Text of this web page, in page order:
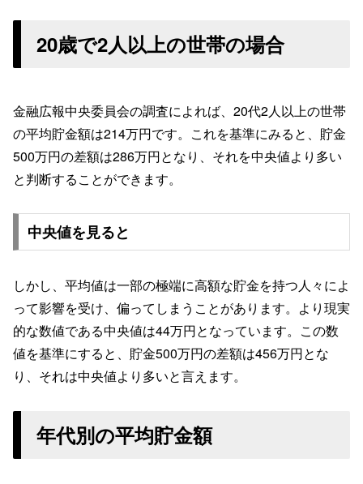
20歳で2人以上の世帯の場合
金融広報中央委員会の調査によれば、20代2人以上の世帯
の平均貯金額は214万円です。これを基準にみると、貯金
500万円の差額は286万円となり、それを中央値より多い
と判断することができます。
中央値を見ると
しかし、平均値は一部の極端に高額な貯金を持つ人々によ
って影響を受け、偏ってしまうことがあります。より現実
的な数値である中央値は44万円となっています。この数
値を基準にすると、貯金500万円の差額は456万円とな
り、それは中央値より多いと言えます。
年代別の平均貯金額